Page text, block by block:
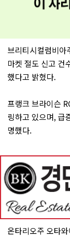
브리티시컬럼비아
마켓 절도 신고 건
했다고 밝혔다.
프랭크 브라이슨
링하고 있으며, 급
명했다.
온타리오주 오타